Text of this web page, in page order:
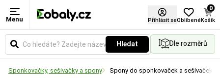
Menu Přihlásit seOblíbené
0
Košík
Hledat Dle rozměrů
Sponkovačky, sešívačky a spony Spony do sponkovaček a sešívaček
Použití
Určuje způsob aplikace fólie. Vyberte si variantu